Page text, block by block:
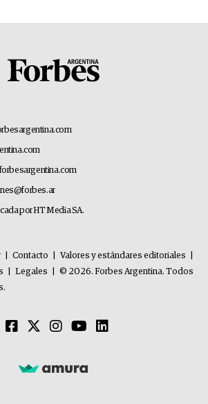
por HT Media SA.
Contacto Valores y estándares editoriales
Legales
© 2026. Forbes Argentina. Todos